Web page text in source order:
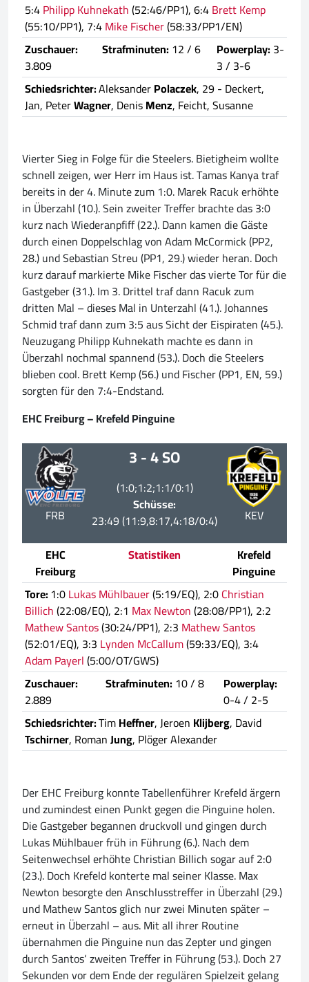
5:4Philipp Kuhnekath(52:46/PP1), 6:4Brett Kemp
(55:10/PP1), 7:4Mike Fischer(58:33/PP1/EN)
Zuschauer:
3.809
Strafminuten: 12 / 6 Powerplay: 3-
3 / 3-6
Schiedsrichter:AleksanderPolaczek, 29 - Deckert,
Jan, PeterWagner, DenisMenz, Feicht, Susanne
Vierter Sieg in Folge für die Steelers. Bietigheim wollte
schnell zeigen, wer Herr im Haus ist. Tamas Kanya traf
bereits in der 4. Minute zum 1:0. Marek Racuk erhöhte
in Überzahl (10.). Sein zweiter Treffer brachte das 3:0
kurz nach Wiederanpfiff (22.). Dann kamen die Gäste
durch einen Doppelschlag von Adam McCormick (PP2,
28.) und Sebastian Streu (PP1, 29.) wieder heran. Doch
kurz darauf markierte Mike Fischer das vierte Tor für die
Gastgeber (31.). Im 3. Drittel traf dann Racuk zum
dritten Mal – dieses Mal in Unterzahl (41.). Johannes
Schmid traf dann zum 3:5 aus Sicht der Eispiraten (45.).
Neuzugang Philipp Kuhnekath machte es dann in
Überzahl nochmal spannend (53.). Doch die Steelers
blieben cool. Brett Kemp (56.) und Fischer (PP1, EN, 59.)
sorgten für den 7:4-Endstand.
EHC Freiburg – Krefeld Pinguine
FRB
3 - 4 SO
(1:0;1:2;1:1/0:1)
Schüsse:
23:49 (11:9,8:17,4:18/0:4)
KEV
EHC
Freiburg
Statistiken
Krefeld
Pinguine
Tore:1:0Lukas Mühlbauer(5:19/EQ), 2:0Christian
Billich(22:08/EQ), 2:1 Max Newton(28:08/PP1), 2:2
Mathew Santos(30:24/PP1), 2:3 Mathew Santos
(52:01/EQ), 3:3 Lynden McCallum(59:33/EQ), 3:4
Adam Payerl(5:00/OT/GWS)
Zuschauer:
2.889
Strafminuten: 10 / 8
Powerplay:
0-4 / 2-5
Schiedsrichter:TimHeffner, Jeroen Klijberg, David
Tschirner, RomanJung, Plöger Alexander
Der EHC Freiburg konnte Tabellenführer Krefeld ärgern
und zumindest einen Punkt gegen die Pinguine holen.
Die Gastgeber begannen druckvoll und gingen durch
Lukas Mühlbauer früh in Führung (6.). Nach dem
Seitenwechsel erhöhte Christian Billich sogar auf 2:0
(23.). Doch Krefeld konterte mal seiner Klasse. Max
Newton besorgte den Anschlusstreffer in Überzahl (29.)
und Mathew Santos glich nur zwei Minuten später –
erneut in Überzahl – aus. Mit all ihrer Routine
übernahmen die Pinguine nun das Zepter und gingen
durch Santos‘ zweiten Treffer in Führung (53.). Doch 27
Sekunden vor dem Ende der regulären Spielzeit gelang